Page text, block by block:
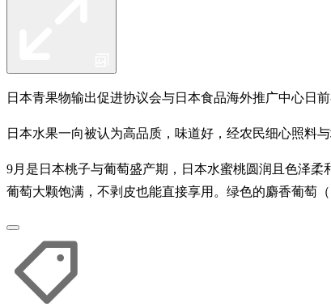
日本青果物输出促进协议会与日本食品海外推广中心日
日本水果一向被认为高品质，味道好，经农民细心照料
9月是日本桃子与葡萄盛产期，日本水蜜桃圆润且色泽
葡萄大颗饱满，不剥皮也能直接享用。绿色的麝香葡萄（